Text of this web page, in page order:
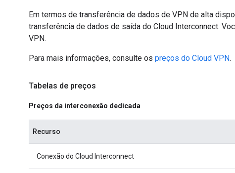
Em termos de transferência de dados de VPN de alta
transferência de dados de saída do Cloud Interconnect.
VPN.
Para mais informações, consulte ospreços do Cloud VPN.
Tabelas de preços
Preços da interconexão dedicada
Recurso
Conexão do Cloud Interconnect